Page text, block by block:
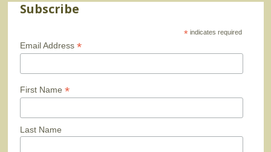
Subscribe
* indicates required
Email Address *
First Name *
Last Name